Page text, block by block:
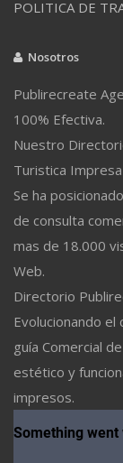
POLITICA DE
Nosotros
Publirecreate
100% Efectiva.
Nuestro
Turistica
Se ha
de consulta
mas de 18.000
Web.
Directorio
Evolucionando
guía Comercial
estético y
impresos.